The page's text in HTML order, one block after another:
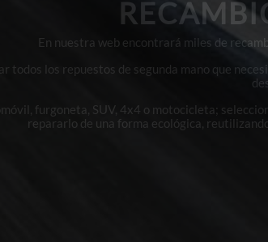
En nuestra web encontrará miles de
todos los repuestos de segunda mano que
furgoneta, SUV, 4x4 o motocicleta;
repararlo de una forma ecológica,